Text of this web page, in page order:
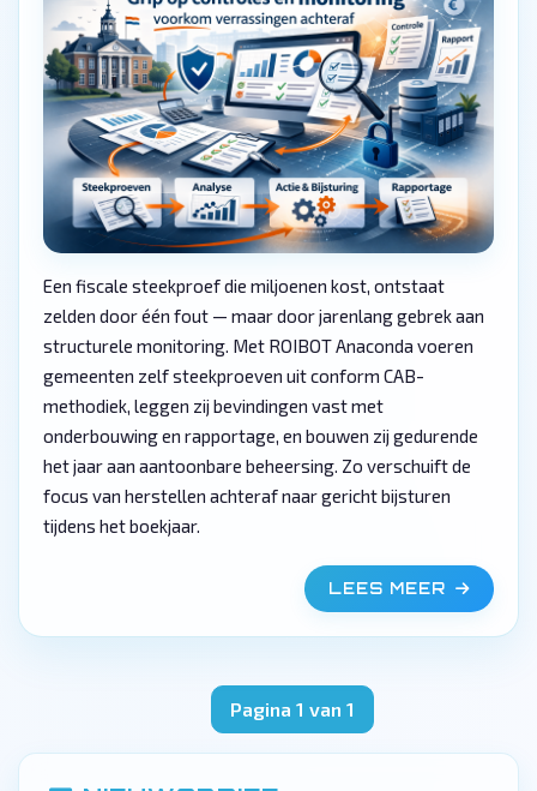
Een fiscale steekproef die miljoenen kost, ontstaat
zelden door één fout — maar door jarenlang gebrek aan
structurele monitoring. Met ROIBOT Anaconda voeren
gemeenten zelf steekproeven uit conform CAB-
methodiek, leggen zij bevindingen vast met
onderbouwing en rapportage, en bouwen zij gedurende
het jaar aan aantoonbare beheersing. Zo verschuift de
focus van herstellen achteraf naar gericht bijsturen
tijdens het boekjaar.
LEES MEER
Pagina 1 van 1